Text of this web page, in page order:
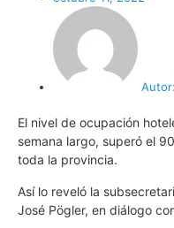
Autor:
El nivel de ocupación
semana largo, superó el
toda la provincia.
Así lo reveló la
José Pögler, en diálogo